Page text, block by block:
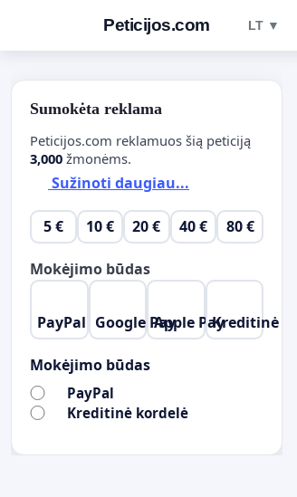
Peticijos.com LT ▼
Sumokėta reklama
Peticijos.com reklamuos šią peticiją
3,000 žmonėms.
Sužinoti daugiau...
5 € 10 € 20 € 40 € 80 €
Mokėjimo būdas
PayPal Google PayApple PayKreditinė
Mokėjimo būdas
PayPal
Kreditinė kordelė